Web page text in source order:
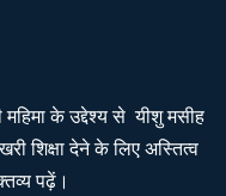
के उद्देश्य से यीशु मसीह
शिक्षा देने के लिए अस्तित्व
पढ़ें।